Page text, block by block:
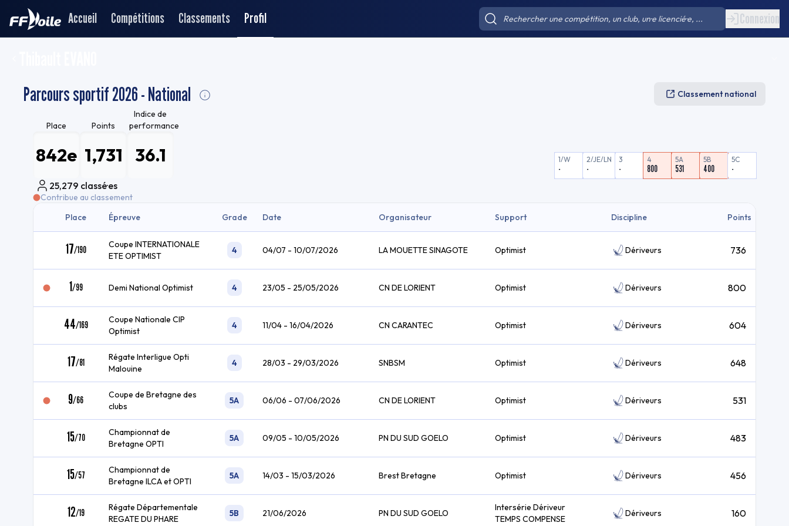
Accueil Compétitions Classements Profil Connexion
Parcours sportif 2026 - National
Classement national
Place
842e
Points
1,731
Indice de
performance
36.1 1/W
-
2/JE/LN
-
3
-
4
800
5A
531
5B
400
5C
-
25,279 classé·es
Contribue au classement
Place
Épreuve Grade Date Organisateur Support Discipline Points
17/190
Coupe INTERNATIONALE
ETE OPTIMIST
4 04/07 - 10/07/2026 LA MOUETTE SINAGOTE Optimist Dériveurs 736
1/99 Demi National Optimist 4 23/05 - 25/05/2026 CN DE LORIENT Optimist Dériveurs 800
44/169
Coupe Nationale CIP
Optimist
4 11/04 - 16/04/2026 CN CARANTEC Optimist Dériveurs 604
17/81
Régate Interligue Opti
Malouine
4 28/03 - 29/03/2026 SNBSM Optimist Dériveurs 648
9/66
Coupe de Bretagne des
clubs
5A 06/06 - 07/06/2026 CN DE LORIENT Optimist Dériveurs 531
15/70
Championnat de
Bretagne OPTI
5A 09/05 - 10/05/2026 PN DU SUD GOELO Optimist Dériveurs 483
15/57
Championnat de
Bretagne ILCA et OPTI
5A 14/03 - 15/03/2026 Brest Bretagne Optimist Dériveurs 456
12/19
Régate Départementale
REGATE DU PHARE
5B 21/06/2026 PN DU SUD GOELO
Intersérie Dériveur
TEMPS COMPENSE
Dériveurs 160